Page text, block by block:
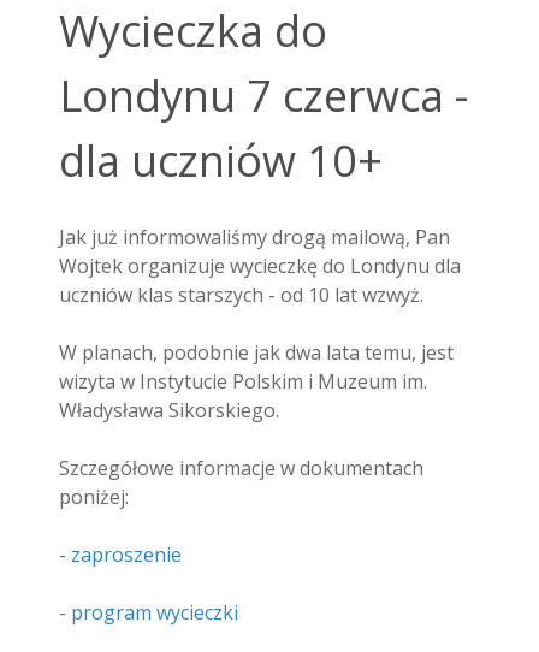
Wycieczka do
Londynu 7 czerwca -
dla uczniów 10+
Jak już informowaliśmy drogą mailową, Pan
Wojtek organizuje wycieczkę do Londynu dla
uczniów klas starszych - od 10 lat wzwyż.
W planach, podobnie jak dwa lata temu, jest
wizyta w Instytucie Polskim i Muzeum im.
Władysława Sikorskiego.
Szczegółowe informacje w dokumentach
poniżej:
- zaproszenie
- program wycieczki